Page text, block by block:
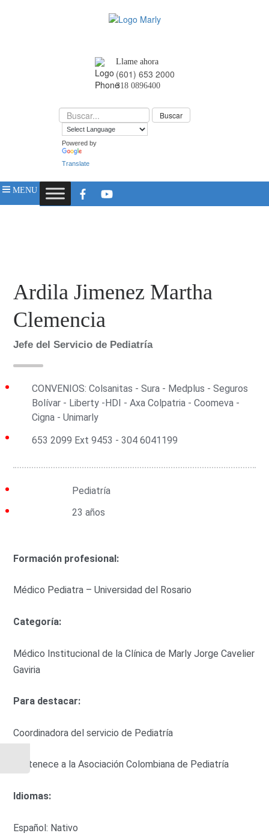
Llame ahora
(601) 653 2000
318 0896400
Powered by
Translate
MENU
Ardila Jimenez Martha
Clemencia
Jefe del Servicio de Pediatría
CONVENIOS: Colsanitas - Sura - Medplus - Seguros
Bolívar - Liberty -HDI - Axa Colpatria - Coomeva -
Cigna - Unimarly
653 2099 Ext 9453 - 304 6041199
Pediatría
23 años
Formación profesional:
Médico Pediatra – Universidad del Rosario
Categoría:
Médico Institucional de la Clínica de Marly Jorge Cavelier
Gaviria
Para destacar:
Coordinadora del servicio de Pediatría
Pertenece a la Asociación Colombiana de Pediatría
Idiomas:
Español: Nativo